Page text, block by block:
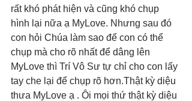
rất khó phát hiện và cũng khó chụp
hình lại nữa ạ MyLove. Nhưng sau đó
con hỏi Chúa làm sao để con có thể
chụp mà cho rõ nhất để dâng lên
MyLove thì Trí Vô Sư tự chỉ cho con lấy
tay che lại để chụp rõ hơn.Thật kỳ diệu
thưa MyLove ạ . Ôi mọi thứ thật kỳ diệu